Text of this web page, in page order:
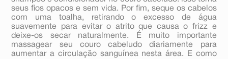
seus fios opacos e sem vida. Por fim, seque os cabelos
com uma toalha, retirando o excesso de água
suavemente para evitar o atrito que causa o frizz e
deixe-os secar naturalmente. É muito importante
massagear seu couro cabeludo diariamente para
aumentar a circulação sanguínea nesta área. E como